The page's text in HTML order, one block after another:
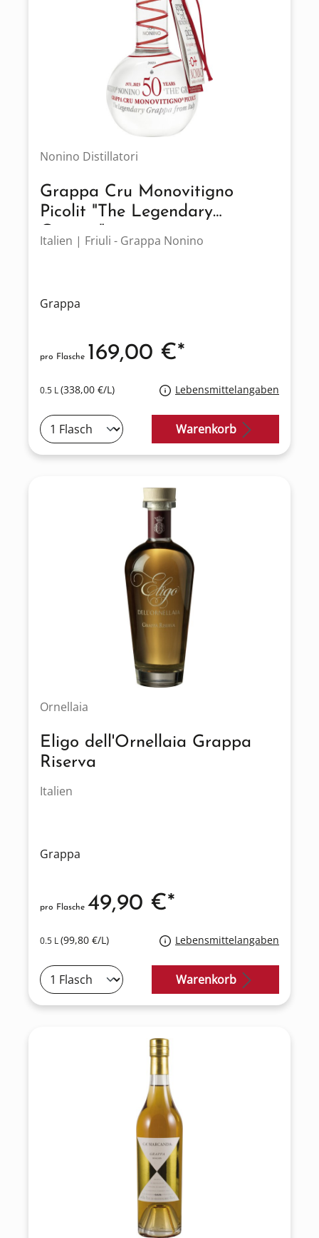
Nonino Distillatori
Grappa Cru Monovitigno
Picolit "The Legendary
Grappa" 2023
Italien | Friuli - Grappa Nonino
Grappa
0.5 L(338,00 €/L) Lebensmittelangaben
pro Flasche 169,00 €*
Warenkorb
Ornellaia
Eligo dell'Ornellaia Grappa
Riserva
Italien
Grappa
0.5 L(99,80 €/L) Lebensmittelangaben
pro Flasche 49,90 €*
Warenkorb